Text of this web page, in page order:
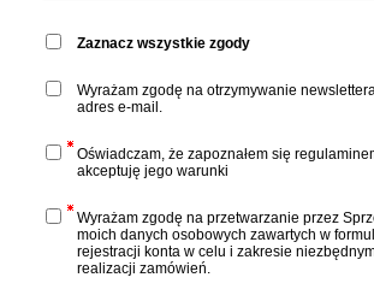
Zaznacz wszystkie zgody
Wyrażam zgodę na otrzymywanie
adres e-mail.
Oświadczam, że zapoznałem się
akceptuję jego warunki
Wyrażam zgodę na przetwarzanie przez
moich danych osobowych zawartych w
rejestracji konta w celu i zakresie
realizacji zamówień.